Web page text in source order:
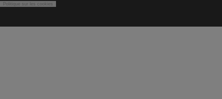
Politique sur les cookies